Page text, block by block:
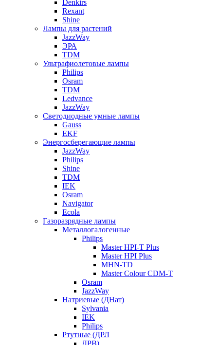
Denkirs
Rexant
Shine
Лампы для растений
JazzWay
ЭРА
TDM
Ультрафиолетовые лампы
Philips
Osram
TDM
Ledvance
JazzWay
Светодиодные умные лампы
Gauss
EKF
Энергосберегающие лампы
JazzWay
Philips
Shine
TDM
IEK
Osram
Navigator
Ecola
Газоразрядные лампы
Металлогалогенные
Philips
Master HPI-T Plus
Master HPI Plus
MHN-TD
Master Colour CDM-T
Osram
JazzWay
Натриевые (ДНат)
Sylvania
IEK
Philips
Ртутные (ДРЛ
ДРВ)